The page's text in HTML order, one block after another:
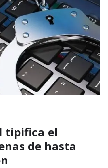
tipifica el
de hasta